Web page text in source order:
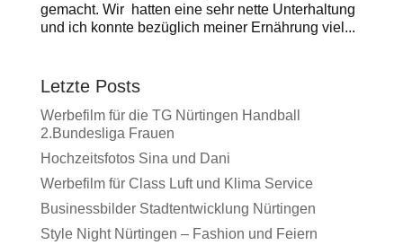
gemacht. Wir hatten eine sehr nette Unterhaltung
und ich konnte bezüglich meiner Ernährung viel...
Letzte Posts
Werbefilm für die TG Nürtingen Handball
2.Bundesliga Frauen
Hochzeitsfotos Sina und Dani
Werbefilm für Class Luft und Klima Service
Businessbilder Stadtentwicklung Nürtingen
Style Night Nürtingen – Fashion und Feiern